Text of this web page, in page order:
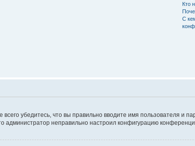
Кто
С
убедитесь, что вы правильно вводите имя пользователя
администратор неправильно настроил конфигурацию